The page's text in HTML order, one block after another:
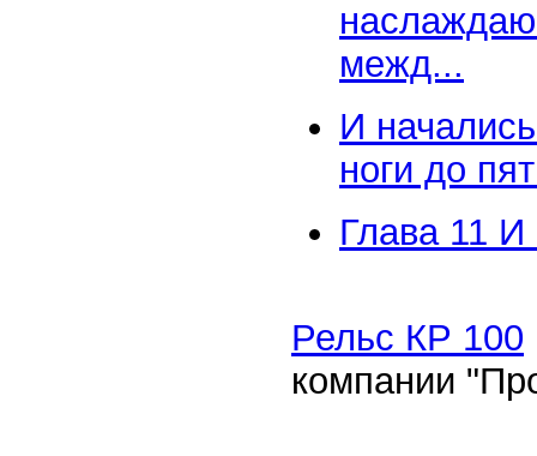
межд...
И
ноги до
Глава 11 И
Рельс КР 100
компании